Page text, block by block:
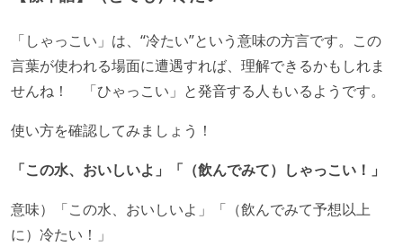
「しゃっこい」は、“冷たい”という意味の方言です。この
言葉が使われる場面に遭遇すれば、理解できるかもしれま
せんね！ 「ひゃっこい」と発音する人もいるようです。
使い方を確認してみましょう！
「この水、おいしいよ」「（飲んでみて）しゃっこい！」
意味）「この水、おいしいよ」「（飲んでみて予想以上
に）冷たい！」